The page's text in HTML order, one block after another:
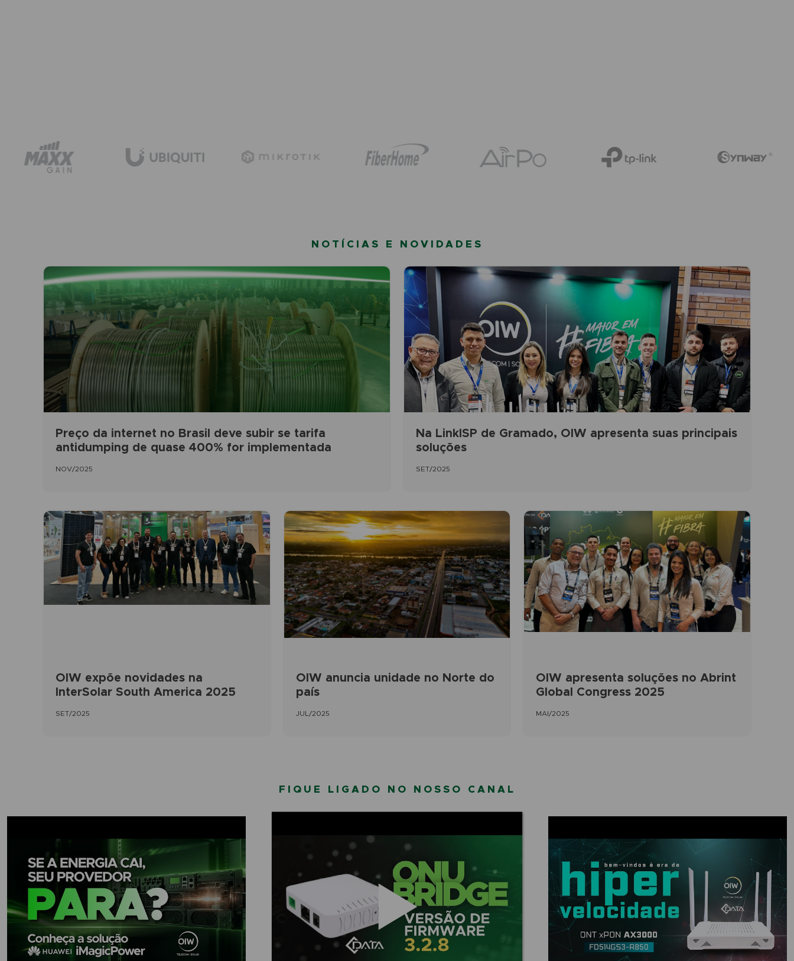
NOTÍCIAS E NOVIDADES
Preço da internet no Brasil deve subir se tarifa
antidumping de quase 400% for implementada
NOV/2025
Na LinkISP de Gramado, OIW apresenta suas principais
soluções
SET/2025
OIW expõe novidades na
InterSolar South America 2025
SET/2025
OIW anuncia unidade no Norte do
país
JUL/2025
OIW apresenta soluções no Abrint
Global Congress 2025
MAI/2025
FIQUE LIGADO NO NOSSO CANAL